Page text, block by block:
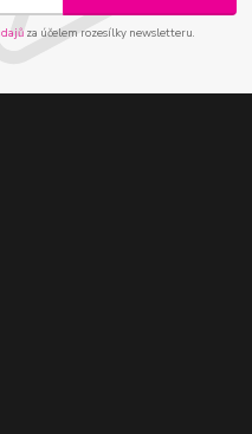
za účelem rozesílky newsletteru.